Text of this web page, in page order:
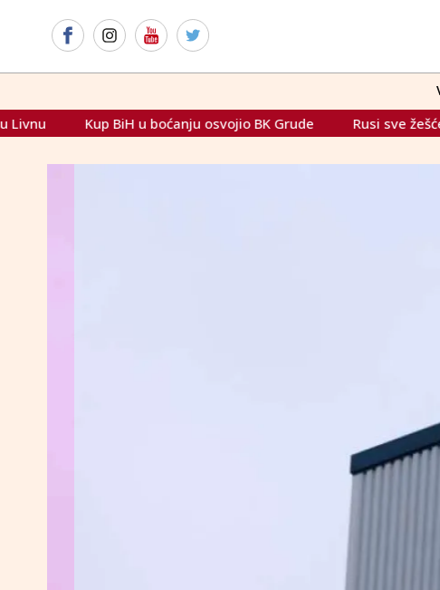
u boćanju osvojio BK Grude Rusi sve žešće bombardiraju